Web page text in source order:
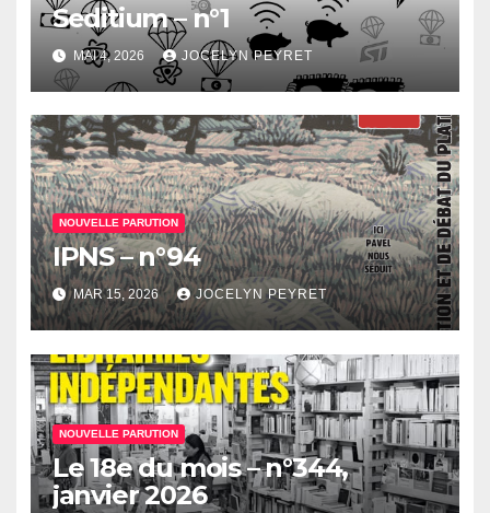
Seditium – n°1
MAI 4, 2026 JOCELYN PEYRET
NOUVELLE PARUTION
IPNS – n°94
MAR 15, 2026 JOCELYN PEYRET
NOUVELLE PARUTION
Le 18e du mois – n°344,
janvier 2026